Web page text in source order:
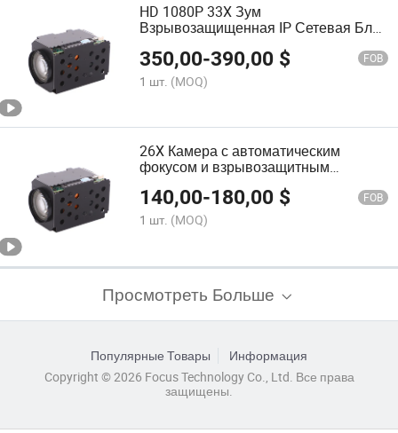
HD 1080P 33X Зум
Взрывозащищенная IP Сетевая Блок
350,00-390,00 $ FOB
1 шт. (MOQ)
26X Камера с автоматическим
фокусом и взрывозащитным
объективом для системы
безопасности UV-Zn2126D
140,00-180,00 $ FOB
1 шт. (MOQ)
Просмотреть Больше
Популярные Товары
Информация
Copyright © 2026 Focus Technology Co., Ltd. Все права
защищены.